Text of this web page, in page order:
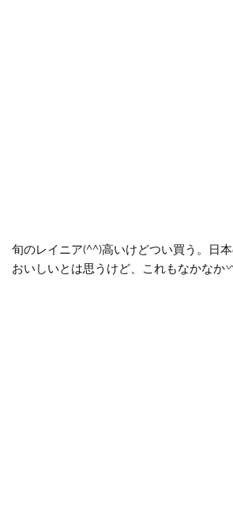
旬のレイニア(^^)高いけどつい買う。日
おいしいとは思うけど、これもなかなか